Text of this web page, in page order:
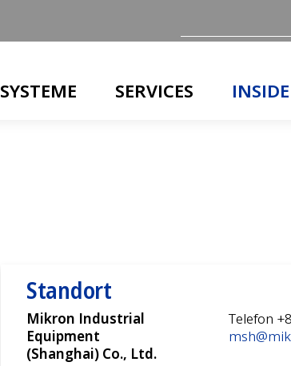
SYSTEME SERVICES
Standort
Mikron Industrial
Equipment
(Shanghai) Co., Ltd.
Telefon